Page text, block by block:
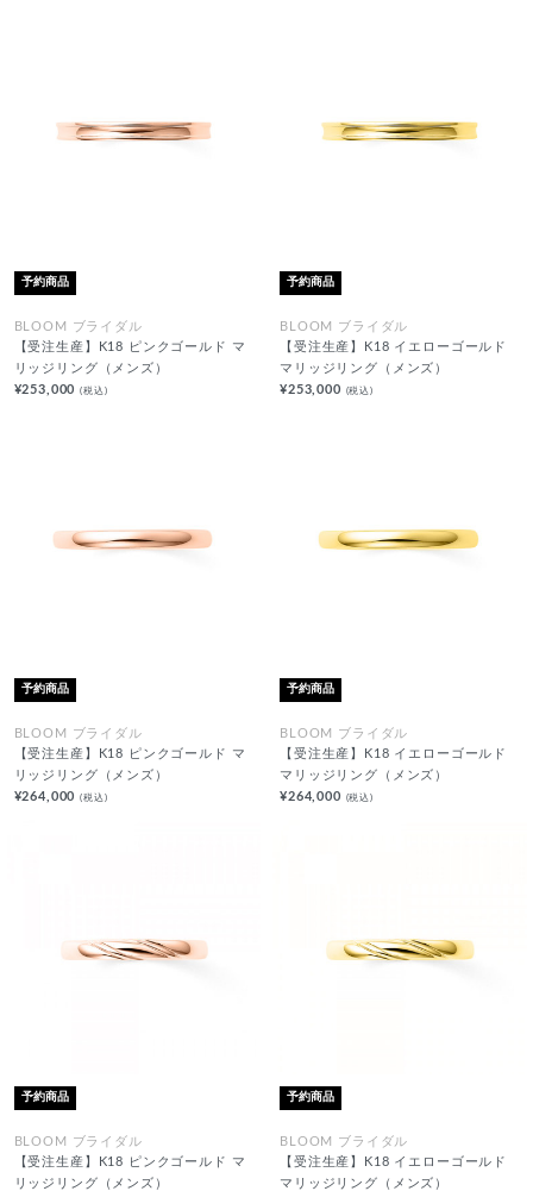
予約商品
BLOOM ブライダル
【受注生産】K18 ピンクゴールド マ
リッジリング（メンズ）
¥253,000(税込)
予約商品
BLOOM ブライダル
【受注生産】K18 イエローゴールド
マリッジリング（メンズ）
¥253,000 (税込)
予約商品
BLOOM ブライダル
【受注生産】K18 ピンクゴールド マ
リッジリング（メンズ）
¥264,000(税込)
予約商品
BLOOM ブライダル
【受注生産】K18 イエローゴールド
マリッジリング（メンズ）
¥264,000 (税込)
予約商品
BLOOM ブライダル
【受注生産】K18 ピンクゴールド マ
リッジリング（メンズ）
予約商品
BLOOM ブライダル
【受注生産】K18 イエローゴールド
マリッジリング（メンズ）